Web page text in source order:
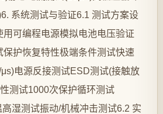
系统测试与验证6.1 测试方案设
用可编程电源模拟电池电压验证
保护恢复特性极端条件测试快速
电源反接测试ESD测试(接触放
测试1000次保护循环测试
湿测试振动/机械冲击测试6.2 实